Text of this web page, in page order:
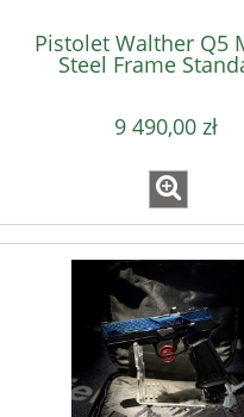
DAA Ładownica X-
Polimerowa (104042)
DUBLE ALPHA
259,00 zł
do koszyka
Pistolet Walther Q5
Steel Frame
9 490,00 zł